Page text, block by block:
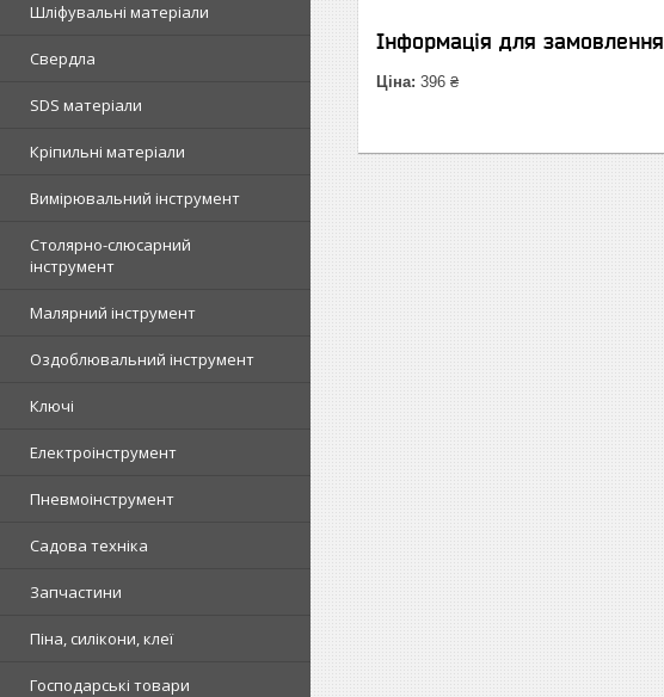
Шліфувальні матеріали
Свердла
SDS матеріали
Кріпильні матеріали
Вимірювальний інструмент
Столярно-слюсарний
інструмент
Малярний інструмент
Оздоблювальний інструмент
Ключі
Електроінструмент
Пневмоінструмент
Садова техніка
Запчастини
Піна, силікони, клеї
Господарські товари
Інформація для замовлення
Ціна: 396 ₴